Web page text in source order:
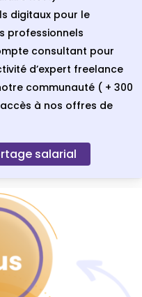
digitaux pour le
professionnels
consultant pour
d’expert freelance
communauté ( + 300
à nos offres de
salarial